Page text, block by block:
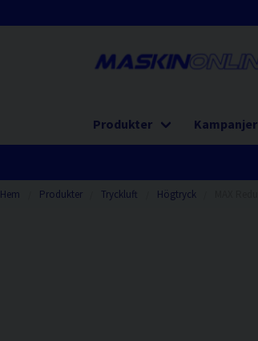
Produkter Kampanjer
Hem Produkter Tryckluft Högtryck